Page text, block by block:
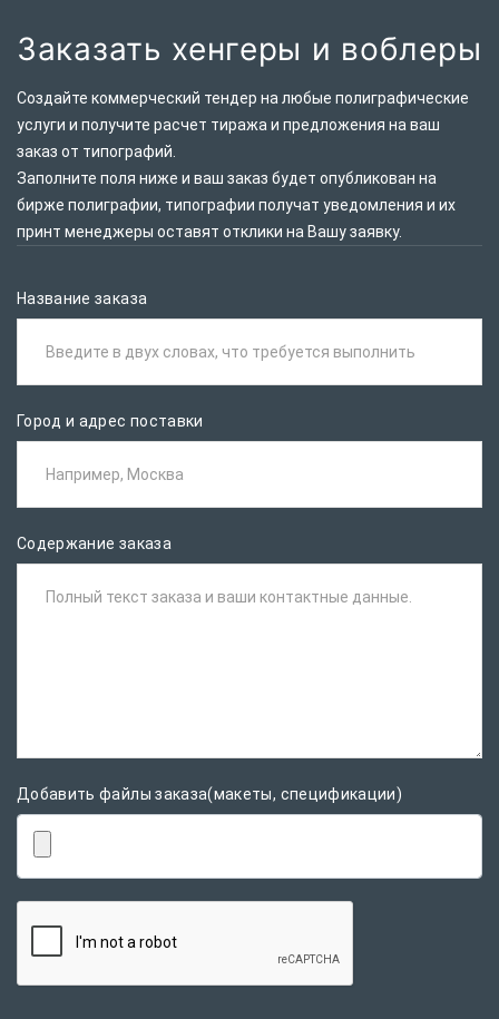
Заказать хенгеры и воблеры
Создайте коммерческий тендер на любые полиграфические
услуги и получите расчет тиража и предложения на ваш
заказ от типографий.
Заполните поля ниже и ваш заказ будет опубликован на
бирже полиграфии, типографии получат уведомления и их
принт менеджеры оставят отклики на Вашу заявку.
Название заказа
Введите в двух словах, что требуется выполнить
Город и адрес поставки
Например, Москва
Содержание заказа
Полный текст заказа и ваши контактные данные.
Добавить файлы заказа(макеты, спецификации)